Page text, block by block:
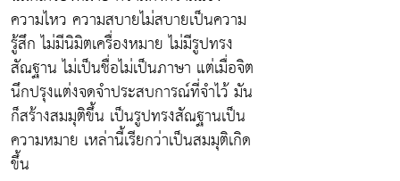
ความไหว ความสบายไม่สบายเป็นความ
รู้สึก ไม่มีนิมิตเครื่องหมาย ไม่มีรูปทรง
สัณฐาน ไม่เป็นชื่อไม่เป็นภาษา แต่เมื่อจิต
นึกปรุงแต่งจดจำประสบการณ์ที่จำไว้ มัน
ก็สร้างสมมุติขึ้น เป็นรูปทรงสัณฐานเป็น
ความหมาย เหล่านี้เรียกว่าเป็นสมมุติเกิด
ขึ้น